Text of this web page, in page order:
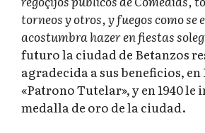
torneos y otros, y fuegos como se
acostumbra hazer en fiestas
futuro la ciudad de Betanzos
agradecida a sus beneficios, en
«Patrono Tutelar», y en 1940 le
medalla de oro de la ciudad.